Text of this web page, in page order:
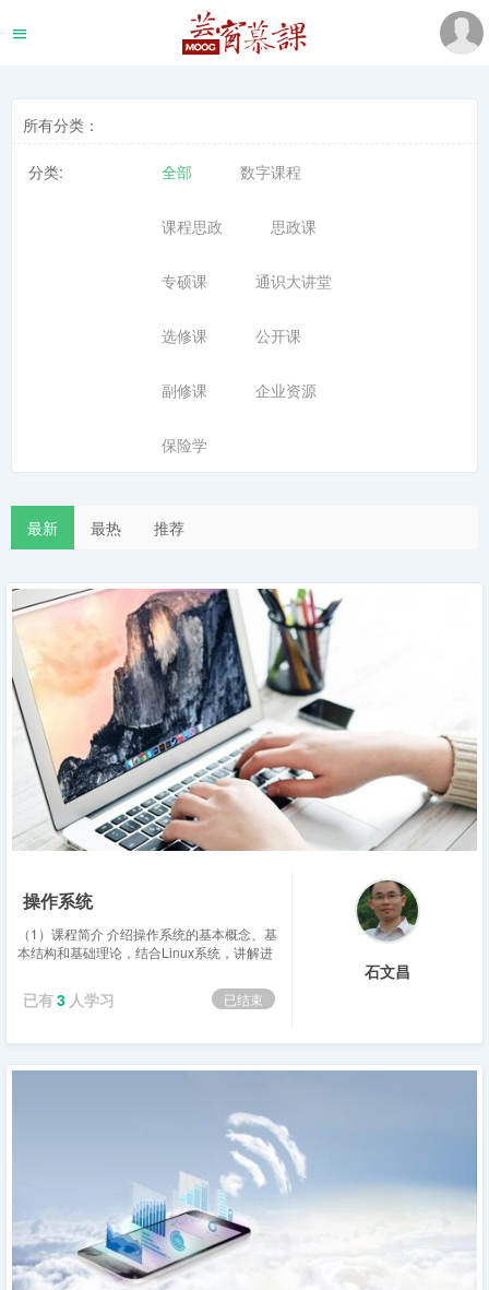
所有分类：
分类: 全部 数字课程
课程思政 思政课
专硕课 通识大讲堂
选修课 公开课
副修课 企业资源
保险学
最新 最热 推荐
操作系统
（1）课程简介 介绍操作系统的基本概念、基
本结构和基础理论，结合Linux系统，讲解进
出管理、文件管理等机制及其关键技术。
（2）学习要求 ...
已结束
已有3 人学习
石文昌